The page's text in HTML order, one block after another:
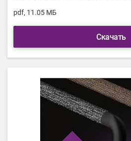
pdf, 11.05 МБ
Скачать